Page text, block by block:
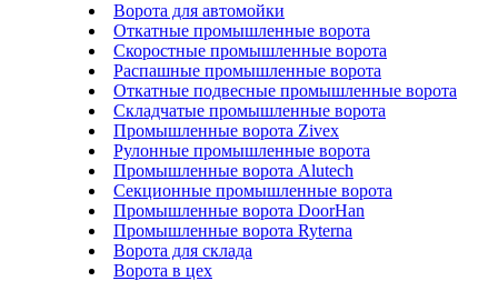
Ворота для автомойки
Откатные промышленные ворота
Скоростные промышленные ворота
Распашные промышленные ворота
Откатные подвесные промышленные ворота
Складчатые промышленные ворота
Промышленные ворота Zivex
Рулонные промышленные ворота
Промышленные ворота Alutech
Секционные промышленные ворота
Промышленные ворота DoorHan
Промышленные ворота Ryterna
Ворота для склада
Ворота в цех